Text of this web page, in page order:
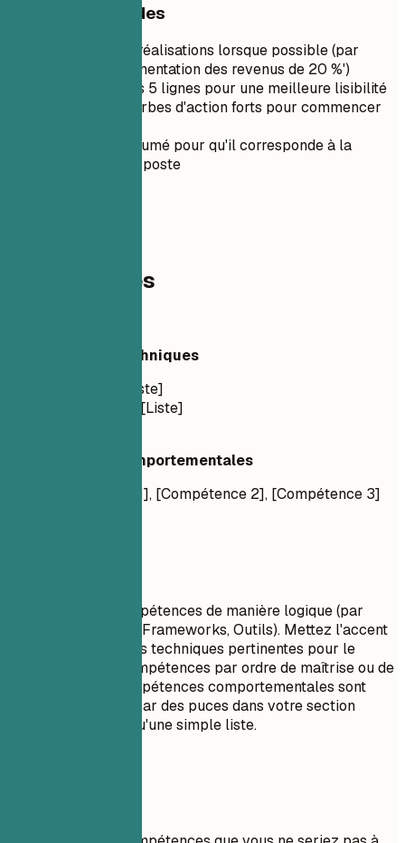
Conseils rapides
Quantifiez les réalisations lorsque possible (par
exemple, 'Augmentation des revenus de 20 %')
Gardez-le sous 5 lignes pour une meilleure lisibilité
Utilisez des verbes d'action forts pour commencer
Adaptez le résumé pour qu'il corresponde à la
description du poste
Compétences
Compétences Techniques
Langages : [Liste]
Frameworks : [Liste]
Compétences Comportementales
[Compétence 1], [Compétence 2], [Compétence 3]
Regroupez vos compétences de manière logique (par
exemple, Langages, Frameworks, Outils). Mettez l'accent
sur les compétences techniques pertinentes pour le
poste. Listez les compétences par ordre de maîtrise ou de
pertinence. Les compétences comportementales sont
mieux démontrées par des puces dans votre section
expérience plutôt qu'une simple liste.